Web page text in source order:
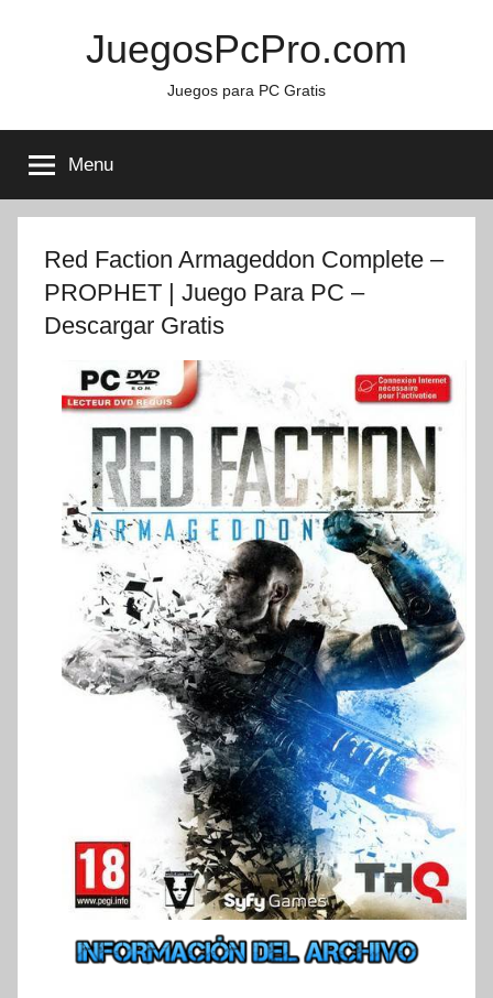
JuegosPcPro.com
Juegos para PC Gratis
Menu
Red Faction Armageddon Complete –
PROPHET | Juego Para PC –
Descargar Gratis